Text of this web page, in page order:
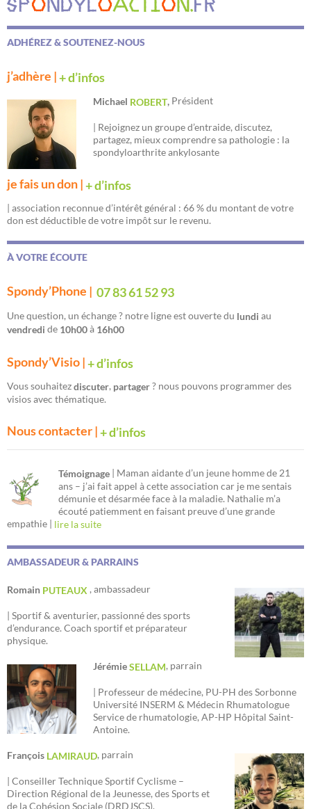
ADHÉREZ & SOUTENEZ-NOUS
j’adhère |+ d’infos
Michael ROBERT, Président
| Rejoignez un groupe d’entraide, discutez,
partagez, mieux comprendre sa pathologie : la
spondyloarthrite ankylosante
je fais un don |+ d’infos
| association reconnue d’intérêt général : 66 % du montant de votre
don est déductible de votre impôt sur le revenu.
À VOTRE ÉCOUTE
Spondy’Phone | 07 83 61 52 93
Une question, un échange ? notre ligne est ouverte du lundi au
vendredi de 10h00à 16h00
Spondy’Visio |+ d’infos
Vous souhaitezdiscuter, partager? nous pouvons programmer des
visios avec thématique.
Nous contacter |+ d’infos
Témoignage | Maman aidante d’un jeune homme de 21
ans – j’ai fait appel à cette association car je me sentais
démunie et désarmée face à la maladie. Nathalie m’a
écouté patiemment en faisant preuve d’une grande
empathie | lire la suite
AMBASSADEUR & PARRAINS
Romain PUTEAUX , ambassadeur
| Sportif & aventurier, passionné des sports
d’endurance. Coach sportif et préparateur
physique.
JérémieSELLAM, parrain
| Professeur de médecine, PU-PH des Sorbonne
Université INSERM & Médecin Rhumatologue
Service de rhumatologie, AP-HP Hôpital Saint-
Antoine.
François LAMIRAUD, parrain
| Conseiller Technique Sportif Cyclisme –
Direction Régional de la Jeunesse, des Sports et
de la Cohésion Sociale (DRDJSCS).